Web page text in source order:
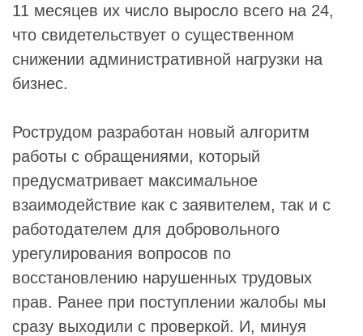
11 месяцев их число выросло всего на 24,
что свидетельствует о существенном
снижении административной нагрузки на
бизнес.
Рострудом разработан новый алгоритм
работы с обращениями, который
предусматривает максимальное
взаимодействие как с заявителем, так и с
работодателем для добровольного
урегулирования вопросов по
восстановлению нарушенных трудовых
прав. Ранее при поступлении жалобы мы
сразу выходили с проверкой. И, минуя